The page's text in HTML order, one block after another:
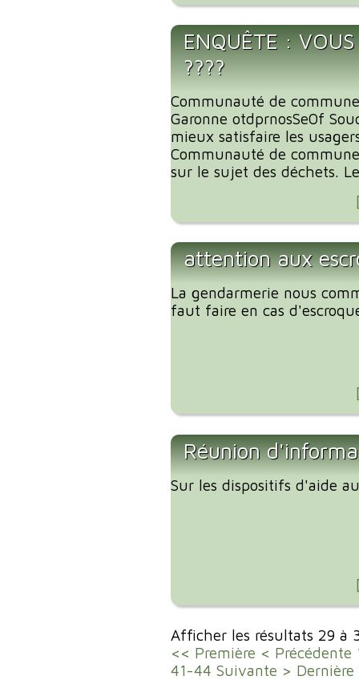
ENQUÊTE :
????
Communauté de
Garonne otdprnosSe0f
mieux satisfaire les
Communauté de
sur le sujet des déchets.
attention aux
La gendarmerie nous
faut faire en cas
Réunion
Sur les dispositifs d'aide
Afficher les résultats 29 à
<< Première < Précédente
41-44 Suivante >